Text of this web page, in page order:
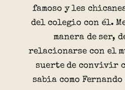
famoso y les
del colegio con él.
manera de ser,
relacionarse con el
suerte de convivir
sabia como